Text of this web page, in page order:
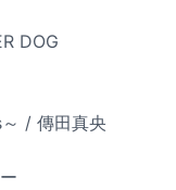
DOG
/ 傳田真央